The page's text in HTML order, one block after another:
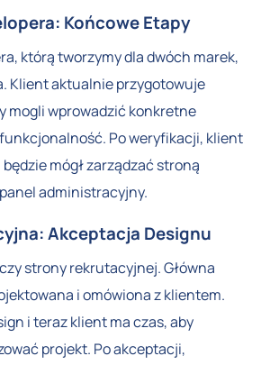
Końcowe Etapy
którą tworzymy dla dwóch marek,
Klient aktualnie przygotowuje
mogli wprowadzić konkretne
Po weryfikacji, klient
mógł zarządzać stroną
administracyjny.
Akceptacja Designu
strony rekrutacyjnej. Główna
i omówiona z klientem.
i teraz klient ma czas, aby
projekt. Po akceptacji,